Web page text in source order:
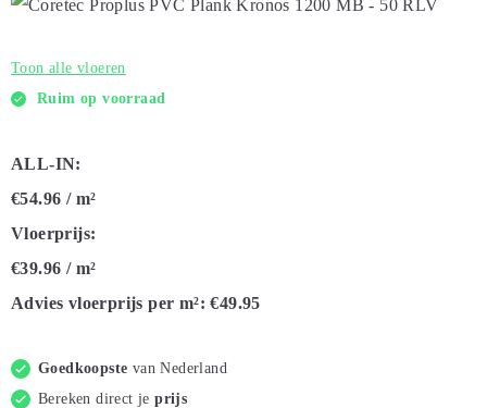
Toon alle vloeren
Ruim op voorraad
ALL-IN:
€54.96 / m²
Vloerprijs:
€39.96 / m²
Advies vloerprijs per m²: €49.95
Goedkoopste van Nederland
Bereken direct jeprijs